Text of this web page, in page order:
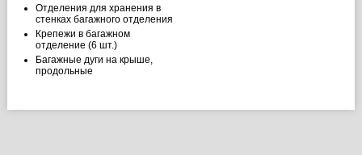
Отделения для хранения в
стенках багажного отделения
Крепежи в багажном
отделение (6 шт.)
Багажные дуги на крыше,
продольные